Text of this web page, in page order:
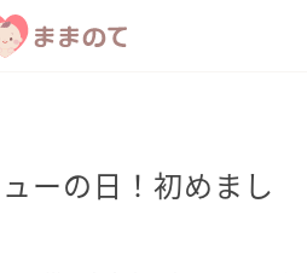
ーの日！初めまし